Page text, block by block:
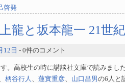
啓発
龍と坂本龍一 21世
12日 - 0件のコメント
。高校生の時に講談社文庫で読みまし
柄谷行人 、 蓮實重彦、 山口昌男の6人と